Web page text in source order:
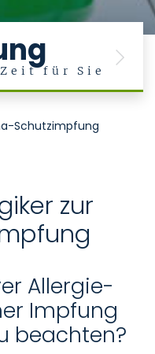
für Sie Next
Center (ACAC)
Schutzimpfung
zur
All­er­gie­
Imp­fung
be­ach­ten?